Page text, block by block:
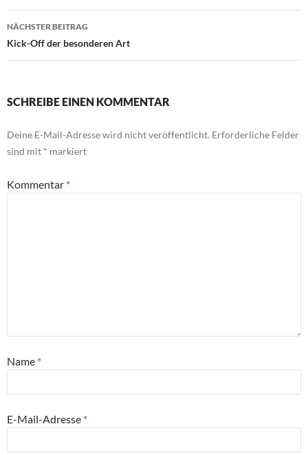
NÄCHSTER BEITRAG
Kick-Off der besonderen Art
SCHREIBE EINEN KOMMENTAR
Deine E-Mail-Adresse wird nicht veröffentlicht. Erforderliche Felder
sind mit * markiert
Kommentar *
Name *
E-Mail-Adresse *